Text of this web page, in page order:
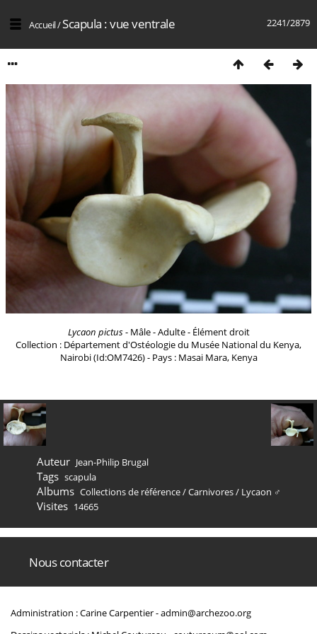
2241/2879
Accueil/Scapula : vue ventrale
Lycaon pictus- Mâle - Adulte - Élément droit
Collection : Département d'Ostéologie du Musée National du Kenya,
Nairobi (Id:OM7426) - Pays : Masai Mara, Kenya
Auteur Jean-Philip Brugal
Tags scapula
Albums Collections de référence/Carnivores/ Lycaon ♂
Visites 14665
Nous contacter
Administration : Carine Carpentier -admin@archezoo.org